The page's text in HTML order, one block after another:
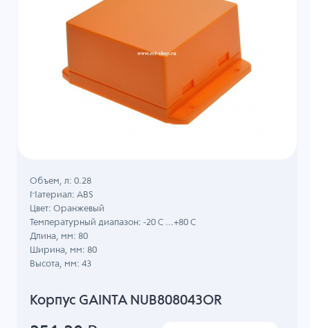
Корпус GAINTA NUB808043OR
Объем, л: 0.28
Материал: ABS
Цвет: Оранжевый
Температурный диапазон: -20 C ...+80 C
Длина, мм: 80
Ширина, мм: 80
Высота, мм: 43